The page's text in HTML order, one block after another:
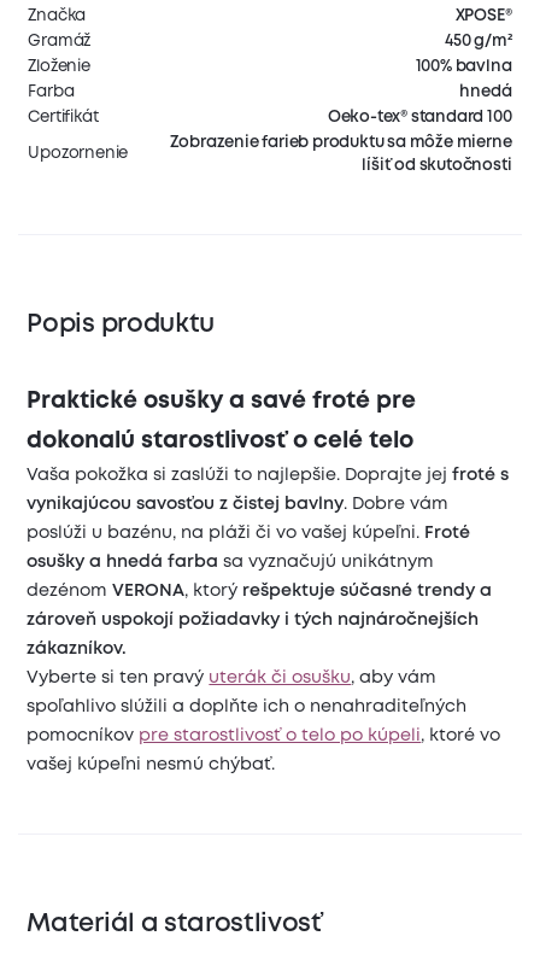
Značka
XPOSE®
Gramáž
450 g/m²
Zloženie
100% bavlna
Farba
hnedá
Certifikát
Oeko-tex® standard 100
Upozornenie
Zobrazenie farieb produktu sa môže mierne
líšiť od skutočnosti
Popis produktu
Praktické osušky a savé froté pre
dokonalú starostlivosť o celé telo
Vaša pokožka si zaslúži to najlepšie. Doprajte jej froté s
vynikajúcou savosťou z čistej bavlny. Dobre vám
poslúži u bazénu, na pláži či vo vašej kúpeľni. Froté
osušky a hnedá farba sa vyznačujú unikátnym
dezénomVERONA, ktorý rešpektuje súčasné trendy a
zároveň uspokojí požiadavky i tých najnáročnejších
zákazníkov.
Vyberte si ten pravý uterák či osušku, aby vám
spoľahlivo slúžili a doplňte ich o nenahraditeľných
pomocníkov pre starostlivosť o telo po kúpeli, ktoré vo
vašej kúpeľni nesmú chýbať.
Materiál a starostlivosť